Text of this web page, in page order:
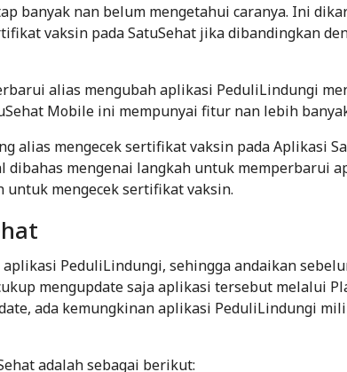
banyak nan belum mengetahui caranya. Ini
vaksin pada SatuSehat jika dibandingkan
alias mengubah aplikasi PeduliLindungi
Mobile ini mempunyai fitur nan lebih
alias mengecek sertifikat vaksin pada Aplikasi
mengenai langkah untuk memperbarui
untuk mengecek sertifikat vaksin.
PeduliLindungi, sehingga andaikan
mengupdate saja aplikasi tersebut melalui
ada kemungkinan aplikasi PeduliLindungi
adalah sebagai berikut: